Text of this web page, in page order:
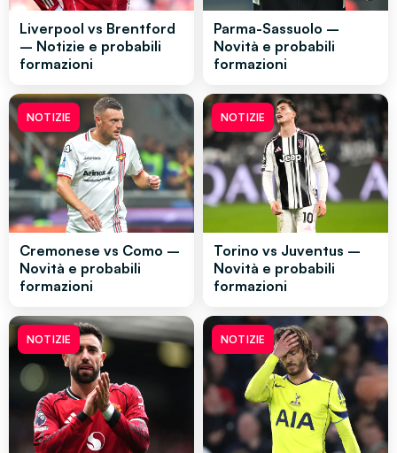
Liverpool vs Brentford
– Notizie e probabili
formazioni
Parma-Sassuolo –
Novità e probabili
formazioni
NOTIZIE
Cremonese vs Como –
Novità e probabili
formazioni
NOTIZIE
Torino vs Juventus –
Novità e probabili
formazioni
NOTIZIE NOTIZIE